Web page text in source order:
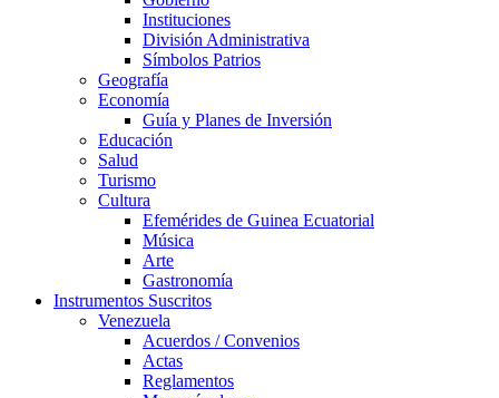
Instituciones
División Administrativa
Símbolos Patrios
Geografía
Economía
Guía y Planes de Inversión
Educación
Salud
Turismo
Cultura
Efemérides de Guinea Ecuatorial
Música
Arte
Gastronomía
Instrumentos Suscritos
Venezuela
Acuerdos / Convenios
Actas
Reglamentos